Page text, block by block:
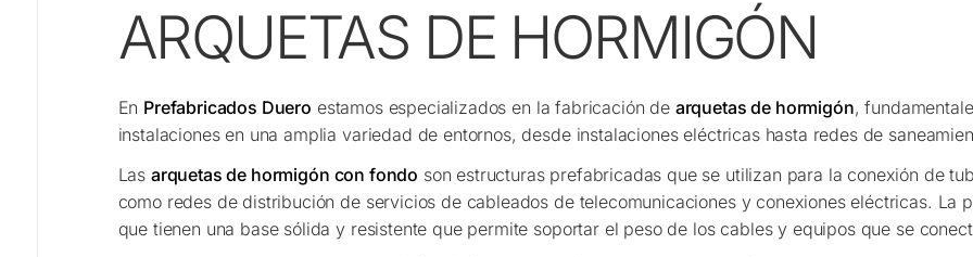
ARQUETAS DE HORMIGÓN
En Prefabricados Duero estamos especializados en la fabricación de arquetas de hormigón,
instalaciones en una amplia variedad de entornos, desde instalaciones eléctricas hasta redes de
Las arquetas de hormigón con fondo son estructuras prefabricadas que se utilizan para la conexión de
como redes de distribución de servicios de cableados de telecomunicaciones y conexiones eléctricas. La
que tienen una base sólida y resistente que permite soportar el peso de los cables y equipos que se